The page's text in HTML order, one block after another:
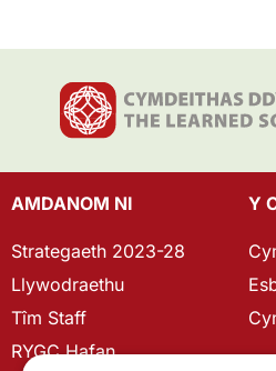
AMDANOM NI
Strategaeth 2023-28
Llywodraethu
Tîm Staff
RYGC Hafan
Y